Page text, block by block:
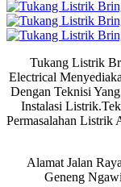
Tukang Listrik
Electrical
Dengan Teknisi
Instalasi
Permasalahan Listrik
Alamat Jalan
Geneng